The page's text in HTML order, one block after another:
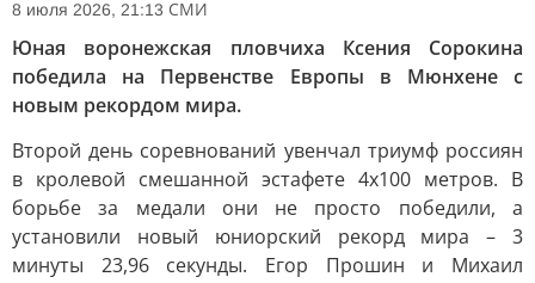
8 июля 2026, 21:13 СМИ
Юная воронежская пловчиха Ксения Сорокина
победила на Первенстве Европы в Мюнхене с
новым рекордом мира.
Второй день соревнований увенчал триумф россиян
в кролевой смешанной эстафете 4х100 метров. В
борьбе за медали они не просто победили, а
установили новый юниорский рекорд мира – 3
минуты 23,96 секунды. Егор Прошин и Михаил